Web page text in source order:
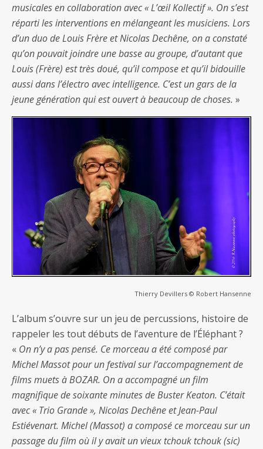
musicales en collaboration avec « L’œil Kollectif ». On s’est
réparti les interventions en mélangeant les musiciens. Lors
d’un duo de Louis Frère et Nicolas Dechêne, on a constaté
qu’on pouvait joindre une basse au groupe, d’autant que
Louis (Frère) est très doué, qu’il compose et qu’il bidouille
aussi dans l’électro avec intelligence. C’est un gars de la
jeune génération qui est ouvert à beaucoup de choses. »
Thierry Devillers © Robert Hansenne
L’album s’ouvre sur un jeu de percussions, histoire de
rappeler les tout débuts de l’aventure de l’Éléphant ?
« On n’y a pas pensé. Ce morceau a été composé par
Michel Massot pour un festival sur l’accompagnement de
films muets à BOZAR. On a accompagné un film
magnifique de soixante minutes de Buster Keaton. C’était
avec « Trio Grande », Nicolas Dechêne et Jean-Paul
Estiévenart. Michel (Massot) a composé ce morceau sur un
passage du film où il y avait un vieux tchouk tchouk (sic)